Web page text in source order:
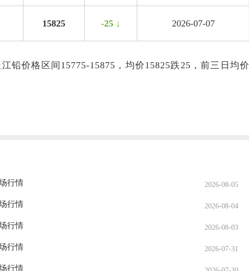
15825 -25 ↓ 2026-07-07
铅价格区间15775-15875，均价15825跌25，前三日均价
行情 2026-08-05
行情 2026-08-04
行情 2026-08-03
行情 2026-07-31
行情